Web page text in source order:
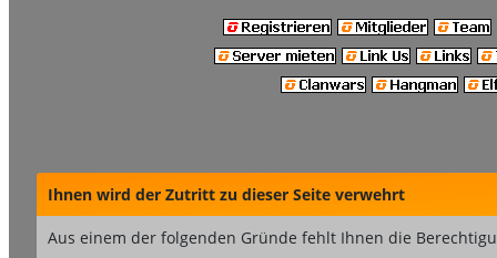
Ihnen wird der Zutritt zu dieser Seite verwehrt
Aus einem der folgenden Gründe fehlt Ihnen die